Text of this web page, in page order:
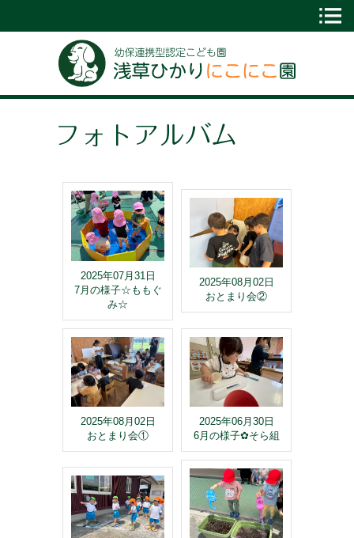
2025年07月31日
7月の様子☆ももぐ
み☆
2025年08月02日
おとまり会②
2025年08月02日
おとまり会①
2025年06月30日
6月の様子✿そら組